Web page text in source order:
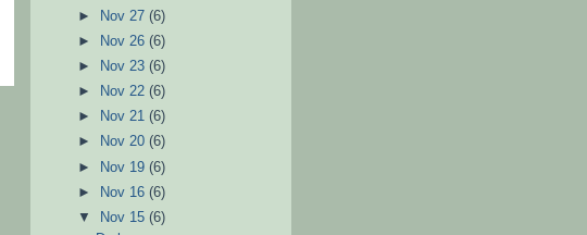
►
Nov 27(6)
►
Nov 26(6)
►
Nov 23(6)
►
Nov 22(6)
►
Nov 21(6)
►
Nov 20(6)
►
Nov 19(6)
►
Nov 16(6)
▼
Nov 15(6)